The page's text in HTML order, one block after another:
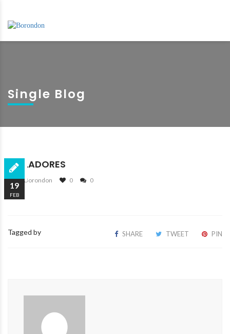
Single Blog
19
FEB
RALLADORES
By Borondon 0 0
Tagged by SHARE TWEET PIN